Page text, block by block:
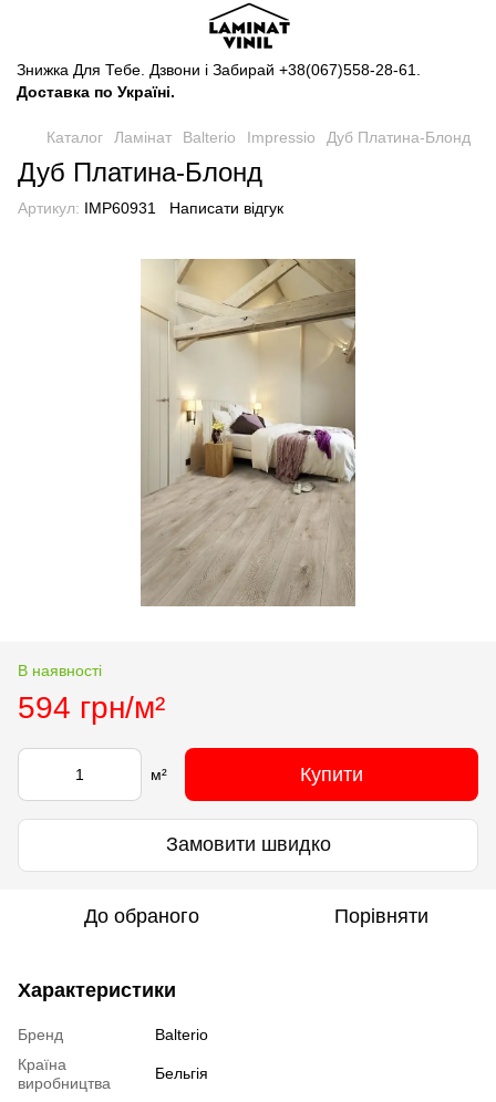
Знижка Для Тебе. Дзвони і Забирай +38(067)558-28-61
Доставка по Україні.
Каталог Ламінат Balterio Impressio Дуб Платина-Блонд
Дуб Платина-Блонд
Артикул: IMP60931 Написати відгук
В наявності
594 грн/м²
м² Купити
Замовити швидко
До обраного Порівняти
Характеристики
Бренд
Balterio
Країна
виробництва
Бельгія